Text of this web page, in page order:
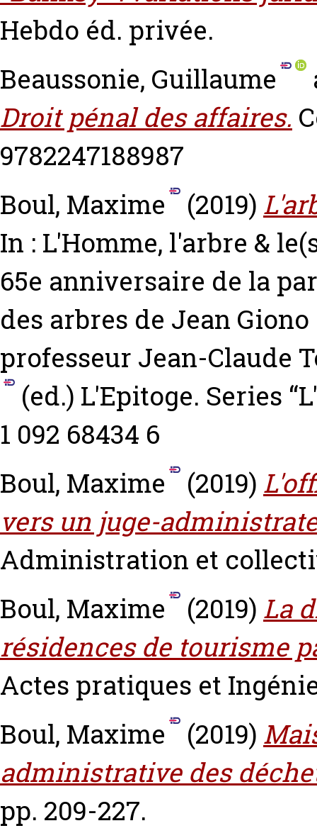
Hebdo éd. privée.
Beaussonie, Guillaume
Droit pénal des affaires.
9782247188987
Boul, Maxime
(2019)
In : L'Homme, l'arbre &
65e anniversaire de la
des arbres de Jean
professeur Jean-Claude
(ed.) L'Epitoge. Series
1 092 68434 6
Boul, Maxime
(2019)
vers un juge-
Administration et
Boul, Maxime
(2019) La
résidences de tourisme
Actes pratiques et
Boul, Maxime
(2019)
administrative des
pp. 209-227.